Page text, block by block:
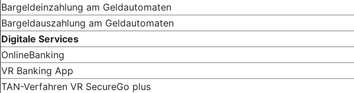
Bargeldeinzahlung am Geldautomaten
Bargeldauszahlung am Geldautomaten
Digitale Services
OnlineBanking
VR Banking App
TAN-Verfahren VR SecureGo plus